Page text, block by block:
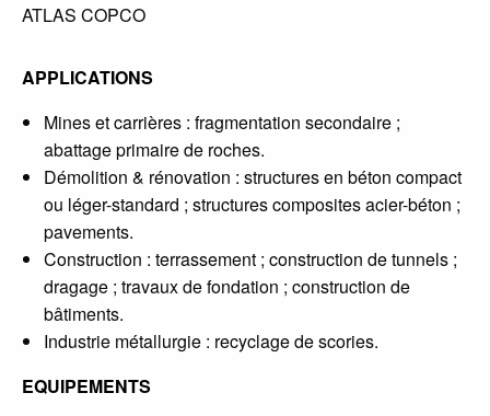
ATLAS COPCO
APPLICATIONS
Mines et carrières : fragmentation secondaire ;
abattage primaire de roches.
Démolition & rénovation : structures en béton compact
ou léger-standard ; structures composites acier-béton ;
pavements.
Construction : terrassement ; construction de tunnels ;
dragage ; travaux de fondation ; construction de
bâtiments.
Industrie métallurgie : recyclage de scories.
EQUIPEMENTS